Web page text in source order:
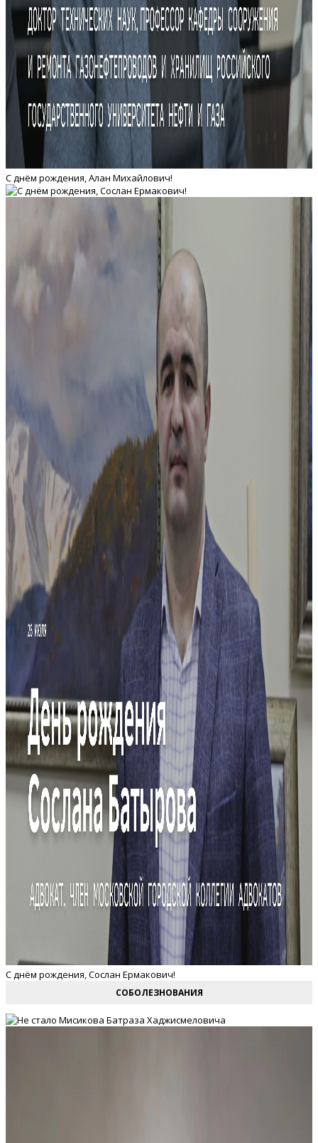
С днём рождения, Алан Михайлович!
С днём рождения, Сослан Ермакович!
СОБОЛЕЗНОВАНИЯ